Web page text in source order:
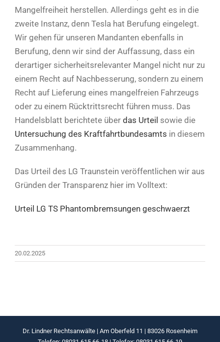
Mangelfreiheit herstellen. Allerdings geht es in die
zweite Instanz, denn Tesla hat Berufung eingelegt.
Wir gehen für unseren Mandanten ebenfalls in
Berufung, denn wir sind der Auffassung, dass ein
derartiger sicherheitsrelevanter Mangel nicht nur zu
einem Recht auf Nachbesserung, sondern zu einem
Recht auf Lieferung eines mangelfreien Fahrzeugs
oder zu einem Rücktrittsrecht führen muss. Das
Handelsblatt berichtete über das Urteil sowie die
Untersuchung des Kraftfahrtbundesamts in diesem
Zusammenhang.
Das Urteil des LG Traunstein veröffentlichen wir aus
Gründen der Transparenz hier im Volltext:
Urteil LG TS Phantombremsungen geschwaerzt
20.02.2025
Dr. Lindner Rechtsanwälte | Am Oberfeld 11 | 83026 Rosenheim